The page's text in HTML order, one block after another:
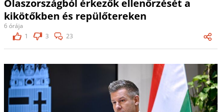
Olaszországból érkezők ellenőrzését a
kikötőkben és repülőtereken
6 órája
1
3 23